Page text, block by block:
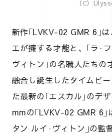
（C）
新作｢LVKV-02 GMR 6｣は
エが擁する才能と、｢ラ·
ヴィトン｣の名職人たちの
融合し誕生したタイムピ
た最新の｢エスカル｣のデ
mmの｢LVKV-02 GMR 6｣
タン ルイ·ヴィトン｣の監